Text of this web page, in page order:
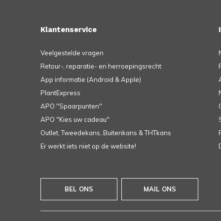
Klantenservice
Veelgestelde vragen
Retour-, reparatie- en herroepingsrecht
App informatie (Android & Apple)
PlantExpress
APO ''Spaarpunten''
APO ''Kies uw cadeau''
Outlet, Tweedekans, Buitenkans & THTkans
Er werkt iets niet op de website!
BEL ONS MAIL ONS